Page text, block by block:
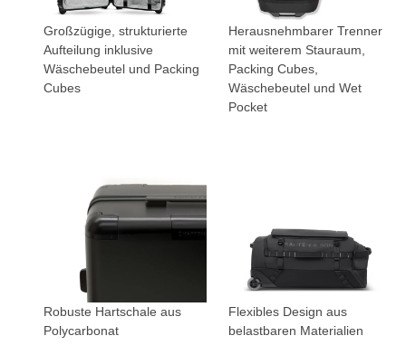
Großzügige, strukturierte
Aufteilung inklusive
Wäschebeutel und Packing
Cubes
Herausnehmbarer Trenner
mit weiterem Stauraum,
Packing Cubes,
Wäschebeutel und Wet
Pocket
Robuste Hartschale aus
Polycarbonat
Flexibles Design aus
belastbaren Materialien